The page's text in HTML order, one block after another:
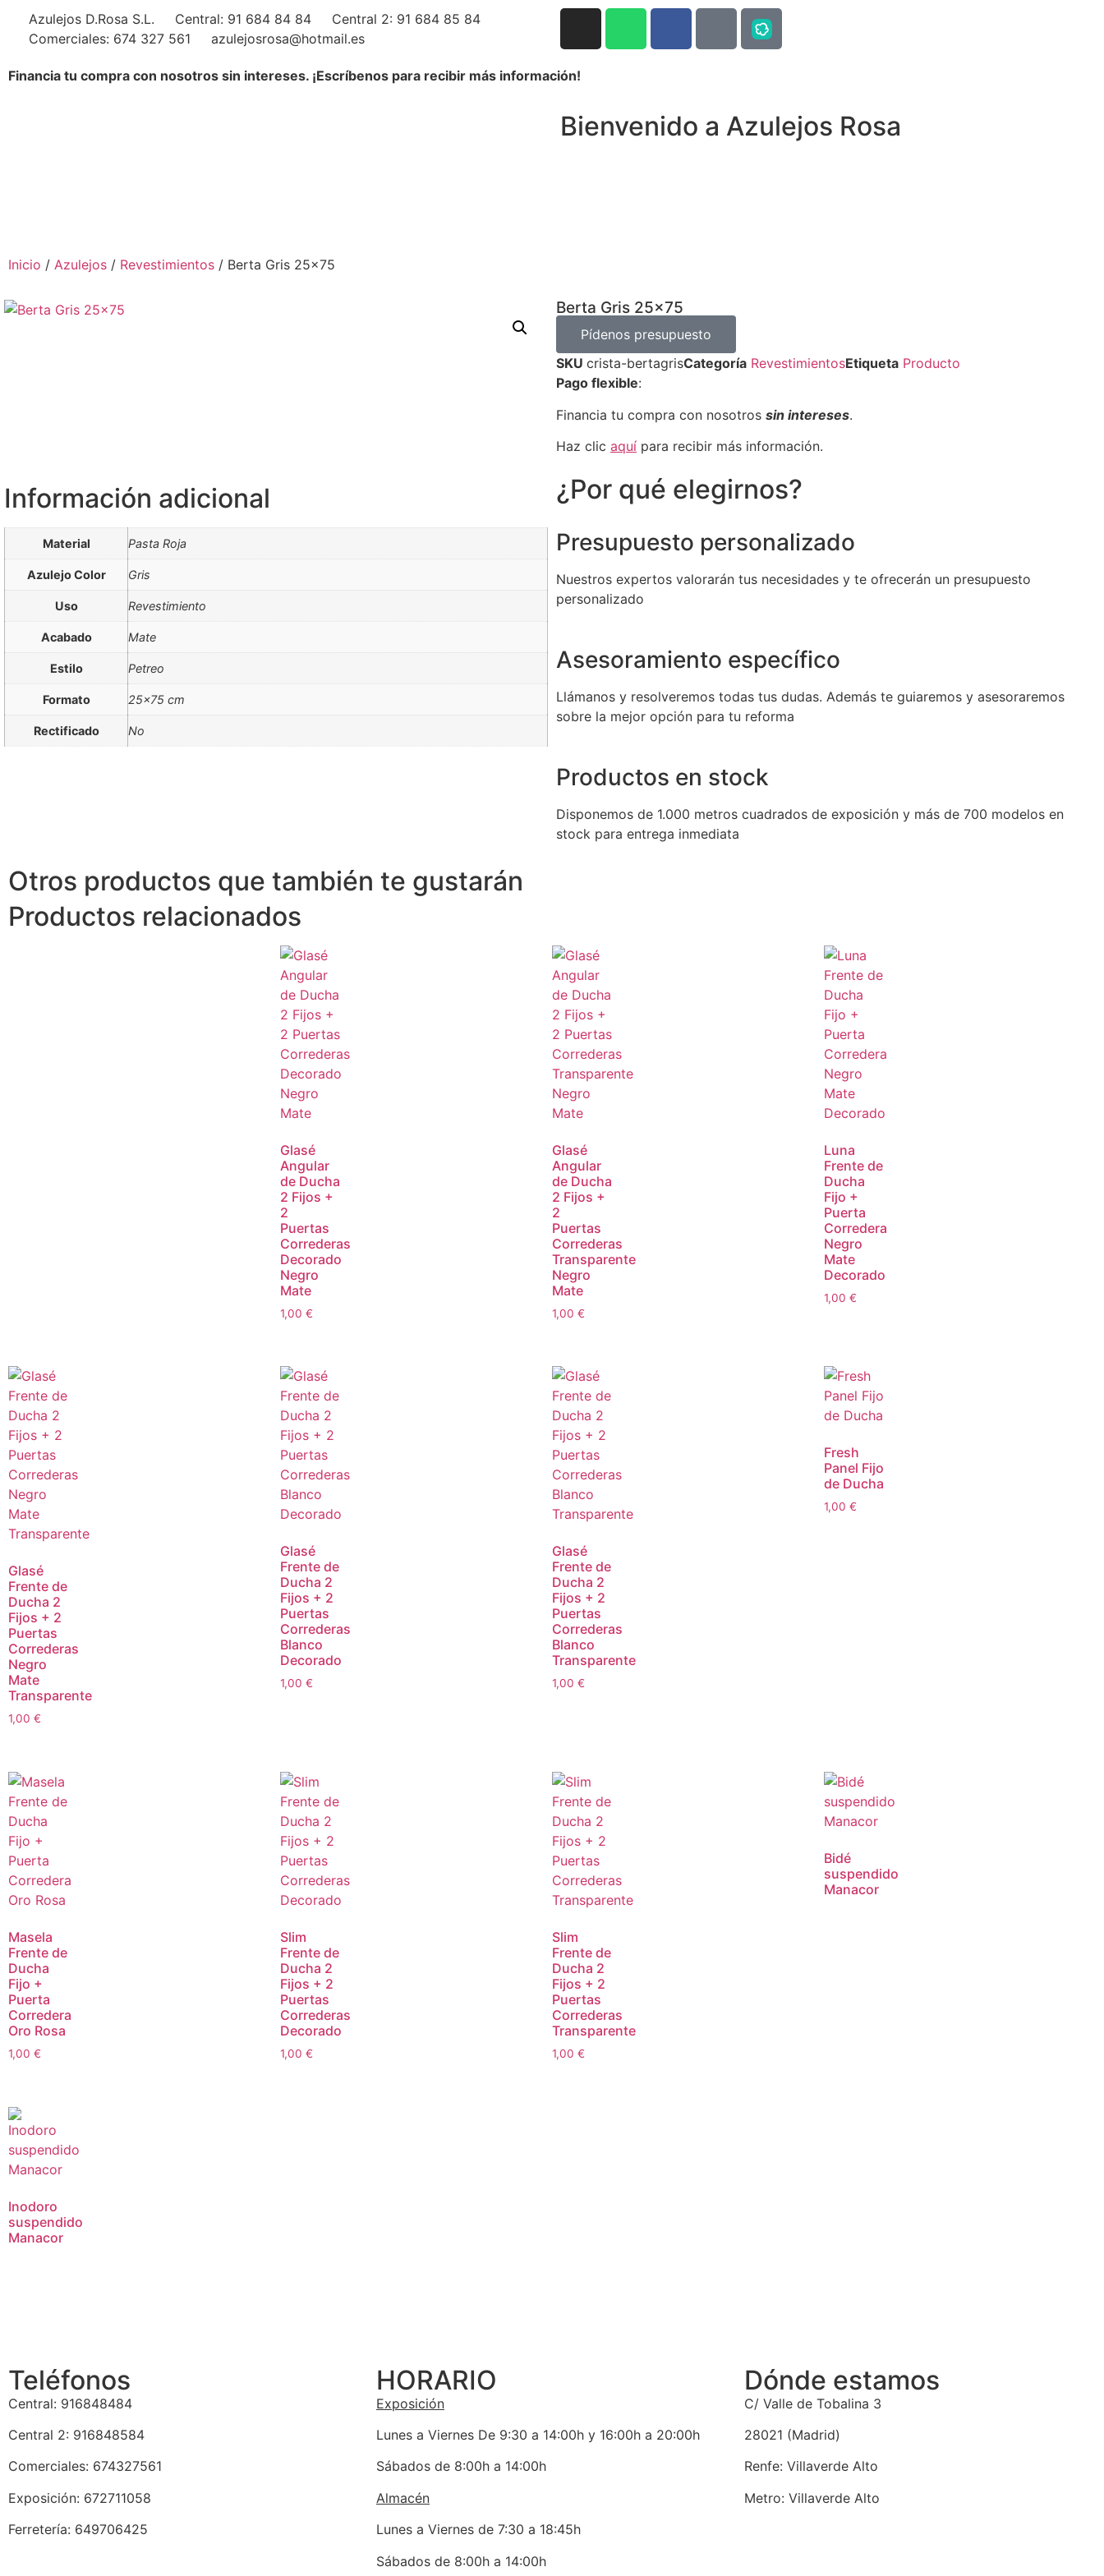
Azulejos D.Rosa S.L. Central: 91 684 84 84
Central 2: 91 684 85 84
Comerciales: 674 327 561
azulejosrosa@hotmail.es
Financia tu compra con nosotros sin intereses. ¡Escríbenos para recibir más información!
Bienvenido a Azulejos Rosa
Inicio / Azulejos / Revestimientos / Berta Gris 25×75
Berta Gris 25×75
Pídenos presupuesto
SKU crista-bertagrisCategoría RevestimientosEtiqueta Producto
Pago flexible:
Financia tu compra con nosotros sin intereses.
Haz clic aquí para recibir más información.
Información adicional
Material Pasta Roja
Azulejo Color Gris
Uso Revestimiento
Acabado Mate
Estilo Petreo
Formato 25×75 cm
Rectificado No
¿Por qué elegirnos?
Presupuesto personalizado
Nuestros expertos valorarán tus necesidades y te ofrecerán un presupuesto
personalizado
Asesoramiento específico
Llámanos y resolveremos todas tus dudas. Además te guiaremos y asesoraremos
sobre la mejor opción para tu reforma
Productos en stock
Disponemos de 1.000 metros cuadrados de exposición y más de 700 modelos en
stock para entrega inmediata
Otros productos que también te gustarán
Productos relacionados
Glasé
Angular
de Ducha
2 Fijos +
2
Puertas
Correderas
Decorado
Negro
Mate
1,00 €
Glasé
Angular
de Ducha
2 Fijos +
2
Puertas
Correderas
Transparente
Negro
Mate
1,00 €
Luna
Frente de
Ducha
Fijo +
Puerta
Corredera
Negro
Mate
Decorado
1,00 €
Glasé
Frente de
Ducha 2
Fijos + 2
Puertas
Correderas
Negro
Mate
Transparente
1,00 €
Glasé
Frente de
Ducha 2
Fijos + 2
Puertas
Correderas
Blanco
Decorado
1,00 €
Glasé
Frente de
Ducha 2
Fijos + 2
Puertas
Correderas
Blanco
Transparente
1,00 €
Fresh
Panel Fijo
de Ducha
1,00 €
Masela
Frente de
Ducha
Fijo +
Puerta
Corredera
Oro Rosa
1,00 €
Slim
Frente de
Ducha 2
Fijos + 2
Puertas
Correderas
Decorado
1,00 €
Slim
Frente de
Ducha 2
Fijos + 2
Puertas
Correderas
Transparente
1,00 €
Bidé
suspendido
Manacor
Inodoro
suspendido
Manacor
Teléfonos
Central: 916848484
Central 2: 916848584
Comerciales: 674327561
Exposición: 672711058
Ferretería: 649706425
HORARIO
Exposición
Lunes a Viernes De 9:30 a 14:00h y 16:00h a 20:00h
Sábados de 8:00h a 14:00h
Almacén
Lunes a Viernes de 7:30 a 18:45h
Sábados de 8:00h a 14:00h
Dónde estamos
C/ Valle de Tobalina 3
28021 (Madrid)
Renfe: Villaverde Alto
Metro: Villaverde Alto